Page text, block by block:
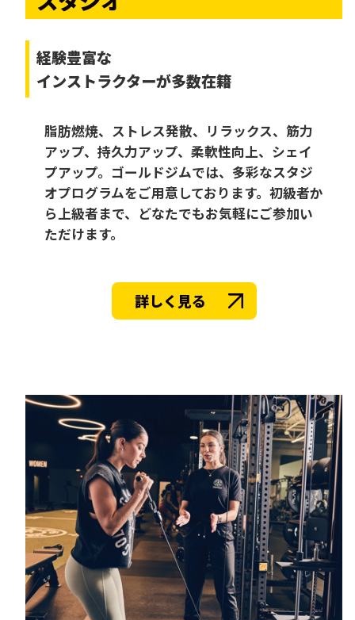
経験豊富な
インストラクターが多数在籍
脂肪燃焼、ストレス発散、リラックス、筋力
アップ、持久力アップ、柔軟性向上、シェイ
プアップ。ゴールドジムでは、多彩なスタジ
オプログラムをご用意しております。初級者か
ら上級者まで、どなたでもお気軽にご参加い
ただけます。
詳しく見る